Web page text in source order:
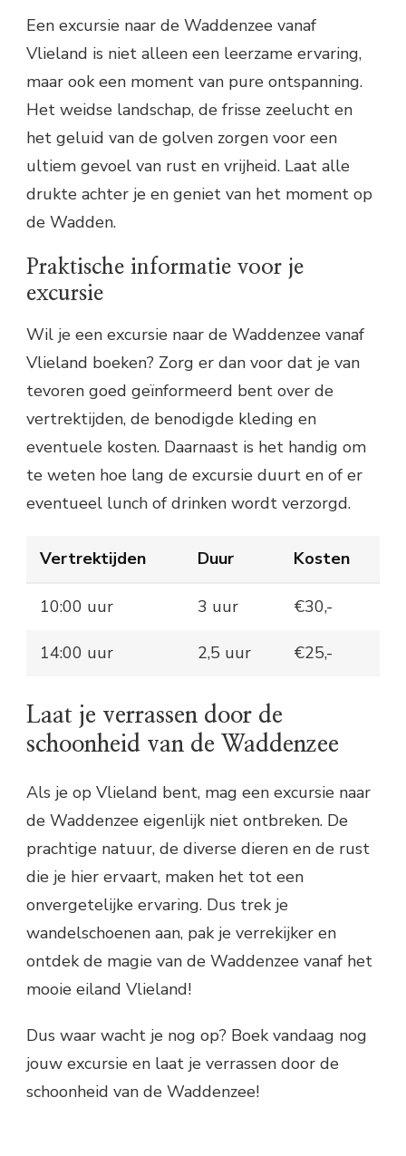
Een excursie naar de Waddenzee vanaf
Vlieland is niet alleen een leerzame ervaring,
maar ook een moment van pure ontspanning.
Het weidse landschap, de frisse zeelucht en
het geluid van de golven zorgen voor een
ultiem gevoel van rust en vrijheid. Laat alle
drukte achter je en geniet van het moment op
de Wadden.
Praktische informatie voor je
excursie
Wil je een excursie naar de Waddenzee vanaf
Vlieland boeken? Zorg er dan voor dat je van
tevoren goed geïnformeerd bent over de
vertrektijden, de benodigde kleding en
eventuele kosten. Daarnaast is het handig om
te weten hoe lang de excursie duurt en of er
eventueel lunch of drinken wordt verzorgd.
Vertrektijden Duur Kosten
10:00 uur 3 uur €30,-
14:00 uur 2,5 uur €25,-
Laat je verrassen door de
schoonheid van de Waddenzee
Als je op Vlieland bent, mag een excursie naar
de Waddenzee eigenlijk niet ontbreken. De
prachtige natuur, de diverse dieren en de rust
die je hier ervaart, maken het tot een
onvergetelijke ervaring. Dus trek je
wandelschoenen aan, pak je verrekijker en
ontdek de magie van de Waddenzee vanaf het
mooie eiland Vlieland!
Dus waar wacht je nog op? Boek vandaag nog
jouw excursie en laat je verrassen door de
schoonheid van de Waddenzee!